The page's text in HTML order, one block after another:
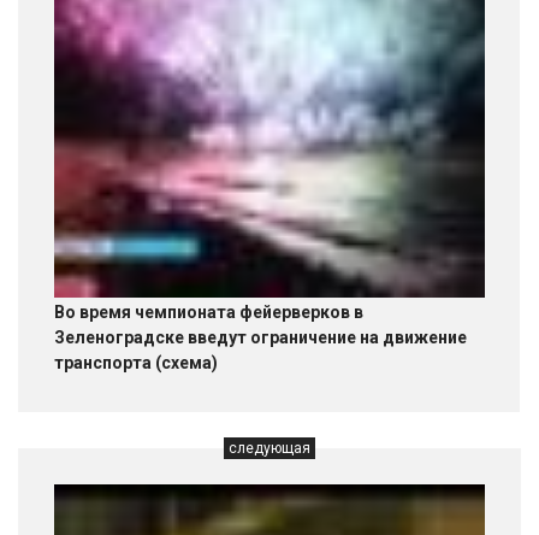
Во время чемпионата фейерверков в
Зеленоградске введут ограничение на движение
транспорта (схема)
следующая